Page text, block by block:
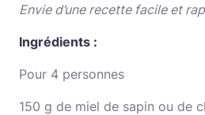
Envie d’une recette facile et
Ingrédients :
Pour 4 personnes
150 g de miel de sapin ou de